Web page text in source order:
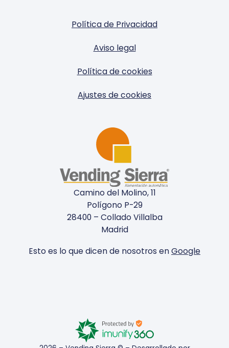
Política de Privacidad
Aviso legal
Política de cookies
Ajustes de cookies
Camino del Molino, 11
Polígono P-29
28400 – Collado Villalba
Madrid
Esto es lo que dicen de nosotros enGoogle